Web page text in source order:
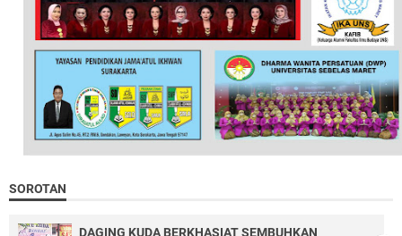
SOROTAN
DAGING KUDA BERKHASIAT SEMBUHKAN